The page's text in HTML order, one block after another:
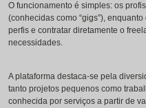
O funcionamento é simples: os
(conhecidas como “gigs”),
perfis e contratar diretamente o
necessidades.
A plataforma destaca-se pela
tanto projetos pequenos como
conhecida por serviços a partir de